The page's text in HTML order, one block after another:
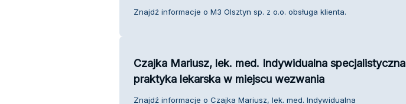
Znajdź informacje o M3 Olsztyn sp. z o.o. obsługa klienta.
Czajka Mariusz, lek. med. Indywidualna specjalistyczna
praktyka lekarska w miejscu wezwania
Znajdź informacje o Czajka Mariusz, lek. med. Indywidualna